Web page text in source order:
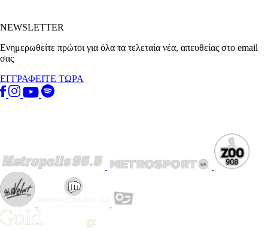
NEWSLETTER
Ενημερωθείτε πρώτοι για όλα τα τελεταία νέα, απευθείας στο email
σας
ΕΓΓΡΑΦΕΙΤΕ ΤΩΡΑ